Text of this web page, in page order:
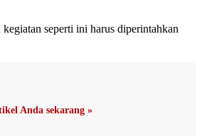
seperti ini harus diperintahkan
Anda sekarang »